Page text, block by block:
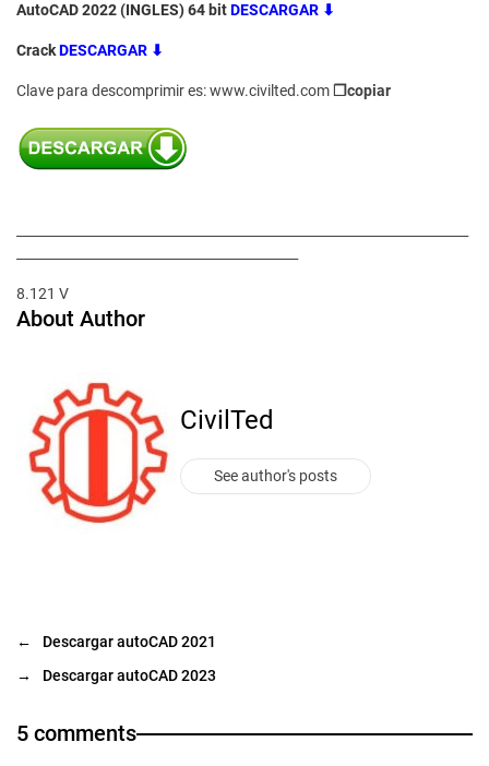
AutoCAD 2022 (INGLES) 64 bitDESCARGAR ⬇
CrackDESCARGAR ⬇
Clave para descomprimir es: www.civilted.com ❐copiar
8.121 V
About Author
CivilTed
See author's posts
←
Descargar autoCAD 2021
→
Descargar autoCAD 2023
5 comments